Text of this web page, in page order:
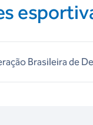
Brasileira de